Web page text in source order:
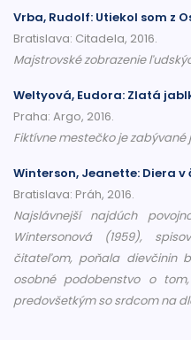
Vrba, Rudolf: Utiekol som z
Bratislava: Citadela, 2016.
Majstrovské zobrazenie
Weltyová, Eudora: Zlatá
Praha: Argo, 2016.
Fiktívne mestečko je
Winterson, Jeanette: Diera v
Bratislava: Práh, 2016.
Najslávnejší najdúch
Wintersonová (1959),
čitateľom, poňala dievčinin
osobné podobenstvo o
predovšetkým so srdcom na